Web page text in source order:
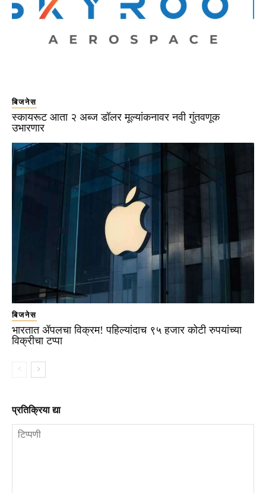
बिजनेस
स्कायरूट आता २ अब्ज डॉलर मूल्यांकनावर नवी गुंतवणूक
उभारणार
बिजनेस
भारतात ॲपलचा विक्रम! पहिल्यांदाच ९५ हजार कोटी रुपयांच्या
विक्रीचा टप्पा
प्रतिक्रिया द्या